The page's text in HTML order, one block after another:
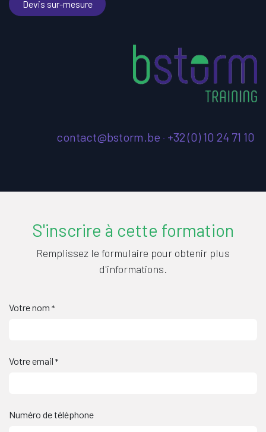
Devis sur-mesure
contact@bstorm.be · +32 (0) 10 24 71 10
S'inscrire à cette formation
Remplissez le formulaire pour obtenir plus
d'informations.
Votre nom *
Votre email *
Numéro de téléphone